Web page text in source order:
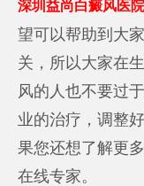
深圳益尚白癜风医
望可以帮助到大
关，所以大家在
风的人也不要过
业的治疗，调整
果您还想了解更
在线专家。